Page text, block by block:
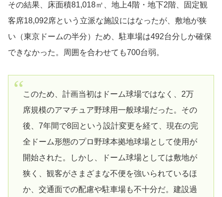
その結果、床面積81,018㎡、地上4階・地下2階、固定観
客席18,092席という立派な施設にはなったが、敷地が狭
い（東京ドームの半分）ため、駐車場は492台分しか確保
できなかった。周囲を合わせても700台弱。
このため、計画当初はドーム球場ではなく、2万
席規模のアマチュア野球用一般球場だった。その
後、7年間で8回という設計変更を経て、現在の完
全ドーム形態のプロ野球本拠地球場として使用が
開始された。しかし、ドーム球場としては敷地が
狭く、観客がさまざまな不便を強いられているほ
か、交通面での配慮や駐車場も不十分だ。建設過